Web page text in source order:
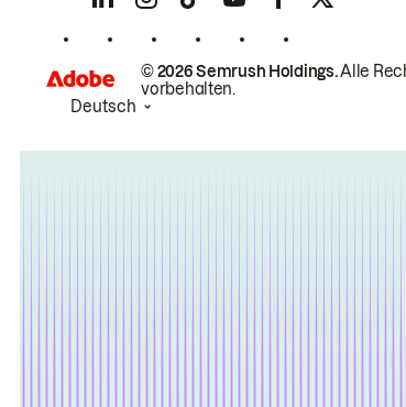
© 2026 Semrush Holdings.Alle
vorbehalten.
Deutsch